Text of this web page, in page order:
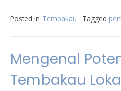
Posted in Tembakau Tagged
Mengenal
Tembakau